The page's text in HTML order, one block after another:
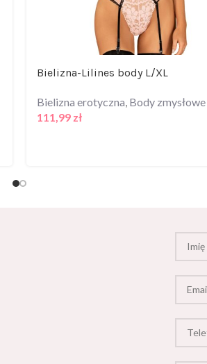
Bielizna-Lilines body L/XL
Bielizna erotyczna, Body zmysłowe
111,99 zł